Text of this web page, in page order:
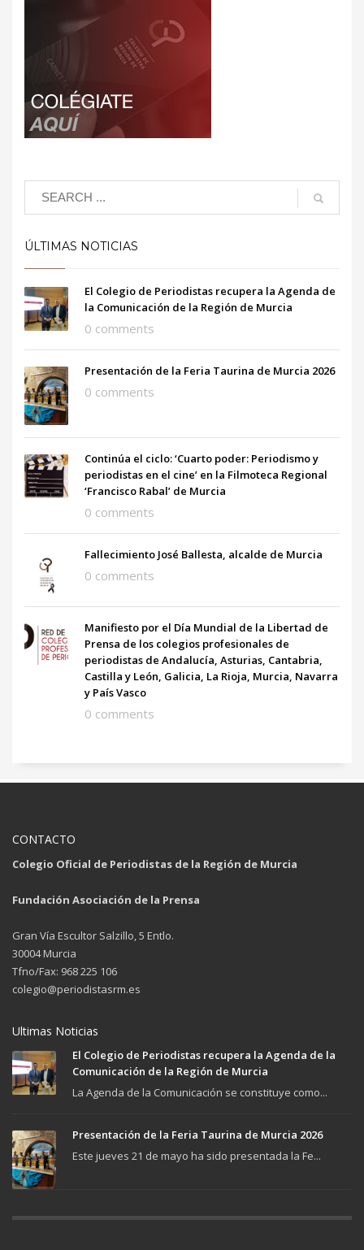
ÚLTIMAS NOTICIAS
El Colegio de Periodistas recupera la Agenda de
la Comunicación de la Región de Murcia
0 comments
Presentación de la Feria Taurina de Murcia 2026
0 comments
Continúa el ciclo: ‘Cuarto poder: Periodismo y
periodistas en el cine’ en la Filmoteca Regional
‘Francisco Rabal’ de Murcia
0 comments
Fallecimiento José Ballesta, alcalde de Murcia
0 comments
Manifiesto por el Día Mundial de la Libertad de
Prensa de los colegios profesionales de
periodistas de Andalucía, Asturias, Cantabria,
Castilla y León, Galicia, La Rioja, Murcia, Navarra
y País Vasco
0 comments
CONTACTO
Colegio Oficial de Periodistas de la Región de Murcia
Fundación Asociación de la Prensa
Gran Vía Escultor Salzillo, 5 Entlo.
30004 Murcia
Tfno/Fax: 968 225 106
colegio@periodistasrm.es
Ultimas Noticias
El Colegio de Periodistas recupera la Agenda de la
Comunicación de la Región de Murcia
La Agenda de la Comunicación se constituye como...
Presentación de la Feria Taurina de Murcia 2026
Este jueves 21 de mayo ha sido presentada la Fe...